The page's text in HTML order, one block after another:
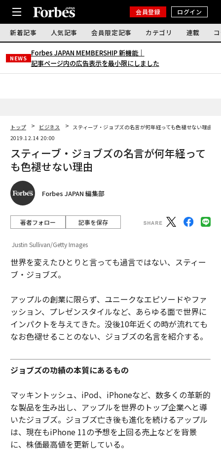
会員登録 ログイン
新着記事 人気記事 会員限定記事 カテゴリ 連載
NEWS
Forbes JAPAN MEMBERSHIP 新機能｜
記事ページ内の広告表示を最小限にしました
トップ ビジネス
スティーブ・ジョブズの名言が何年経っても色褪せない理由
2019.12.14 20:00
スティーブ・ジョブズの名言が何年経って
も色褪せない理由
Forbes JAPAN 編集部
著者フォロー 記事を保存
Justin Sullivan/Getty Images
世界を変えたひとりと言っても過言ではない、スティー
ブ・ジョブズ。
アップルの創業に限らず、ユニークなエピソードやファ
ッション、プレゼンスタイルなど、あらゆる面で世界に
インパクトを与えてきた。没後10年近くの時が流れても
なお色褪せることのない、ジョブズの名言を紹介する。
ジョブズの功績の本質にあるもの
マッキントッシュ、iPod、iPhoneなど、数多くの革新的
な製品を生み出し、アップルを世界のトップ企業へと導
いたジョブズ。ジョブズ亡き後も進化を続けるアップル
は、現在もiPhone 11の予想を上回る売上などを背景
に、株価最高値を更新している。